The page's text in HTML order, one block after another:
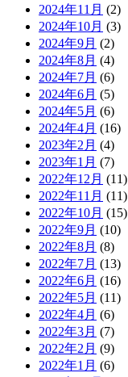
2024年11月 (2)
2024年10月 (3)
2024年9月 (2)
2024年8月 (4)
2024年7月 (6)
2024年6月 (5)
2024年5月 (6)
2024年4月 (16)
2023年2月 (4)
2023年1月 (7)
2022年12月 (11)
2022年11月 (11)
2022年10月 (15)
2022年9月 (10)
2022年8月 (8)
2022年7月 (13)
2022年6月 (16)
2022年5月 (11)
2022年4月 (6)
2022年3月 (7)
2022年2月 (9)
2022年1月 (6)